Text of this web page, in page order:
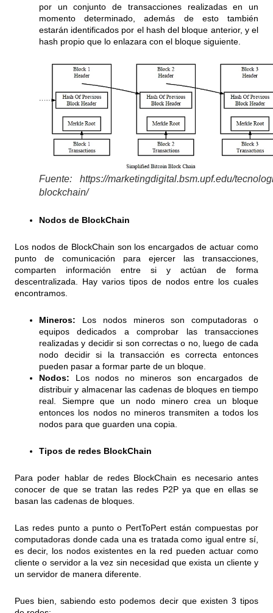
por un conjunto de transacciones realizadas en un
momento determinado, además de esto también
estarán identificados por el hash del bloque anterior, y el
hash propio que lo enlazara con el bloque siguiente.
Fuente: https://marketingdigital.bsm.upf.edu/
blockchain/
Nodos de BlockChain
Los nodos de BlockChain son los encargados de actuar como
punto de comunicación para ejercer las transacciones,
comparten información entre si y actúan de forma
descentralizada. Hay varios tipos de nodos entre los cuales
encontramos.
Mineros: Los nodos mineros son computadoras o
equipos dedicados a comprobar las transacciones
realizadas y decidir si son correctas o no, luego de cada
nodo decidir si la transacción es correcta entonces
pueden pasar a formar parte de un bloque.
Nodos: Los nodos no mineros son encargados de
distribuir y almacenar las cadenas de bloques en tiempo
real. Siempre que un nodo minero crea un bloque
entonces los nodos no mineros transmiten a todos los
nodos para que guarden una copia.
Tipos de redes BlockChain
Para poder hablar de redes BlockChain es necesario antes
conocer de que se tratan las redes P2P ya que en ellas se
basan las cadenas de bloques.
Las redes punto a punto o PertToPert están compuestas por
computadoras donde cada una es tratada como igual entre sí,
es decir, los nodos existentes en la red pueden actuar como
cliente o servidor a la vez sin necesidad que exista un cliente y
un servidor de manera diferente.
Pues bien, sabiendo esto podemos decir que existen 3 tipos